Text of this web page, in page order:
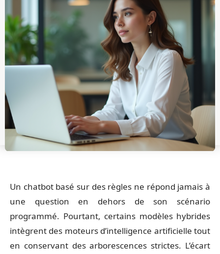
Un chatbot basé sur des règles ne répond jamais à
une question en dehors de son scénario
programmé. Pourtant, certains modèles hybrides
intègrent des moteurs d’intelligence artificielle tout
en conservant des arborescences strictes. L’écart